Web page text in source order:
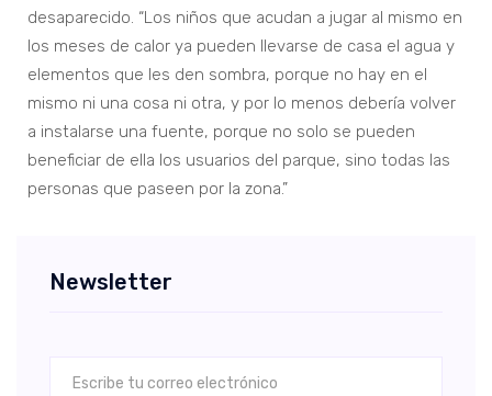
desaparecido. “Los niños que acudan a jugar al mismo en
los meses de calor ya pueden llevarse de casa el agua y
elementos que les den sombra, porque no hay en el
mismo ni una cosa ni otra, y por lo menos debería volver
a instalarse una fuente, porque no solo se pueden
beneficiar de ella los usuarios del parque, sino todas las
personas que paseen por la zona.”
Newsletter